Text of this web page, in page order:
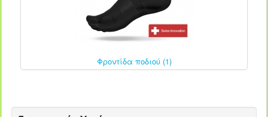
Φροντίδα ποδιού (1)